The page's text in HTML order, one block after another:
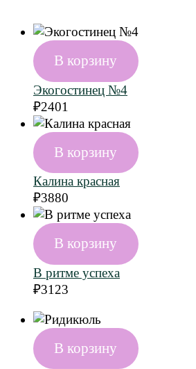
В корзину
Экогостинец №4
₽2401
В корзину
Калина красная
₽3880
В корзину
В ритме успеха
₽3123
В корзину